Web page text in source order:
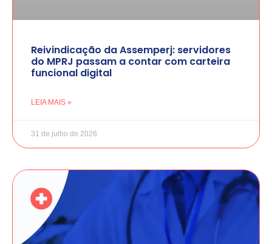
Reivindicação da Assemperj: servidores
do MPRJ passam a contar com carteira
funcional digital
LEIA MAIS »
31 de julho de 2026